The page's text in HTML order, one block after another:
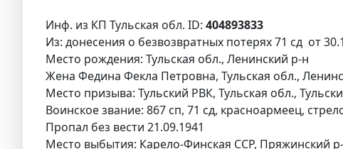
Инф. из КП Тульская обл. ID: 404893833
Из: донесения о безвозвратных потерях 71 сд от
Место рождения: Тульская обл., Ленинский р-н
Жена Федина Фекла Петровна, Тульская обл.,
Место призыва: Тульский РВК, Тульская обл.,
Воинское звание: 867 сп, 71 сд, красноармеец,
Пропал без вести 21.09.1941
Место выбытия: Карело-Финская ССР, Пряжинский